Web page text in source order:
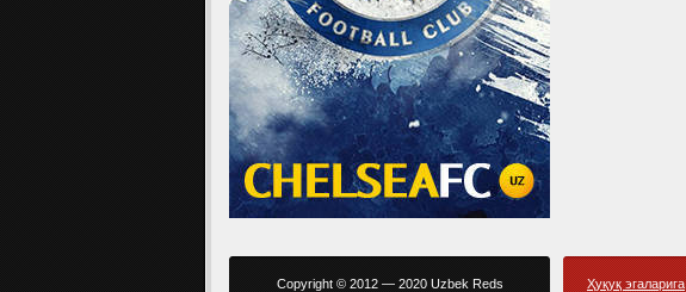
Copyright © 2012 — 2020 Uzbek Reds Ҳуқуқ эгаларига